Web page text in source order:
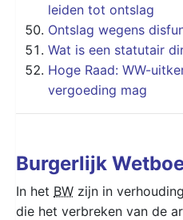
leiden tot ontslag
Ontslag wegens
Wat is een statutair
Hoge Raad: WW-
vergoeding mag
Burgerlijk
In het BW zijn in
die het verbreken van de